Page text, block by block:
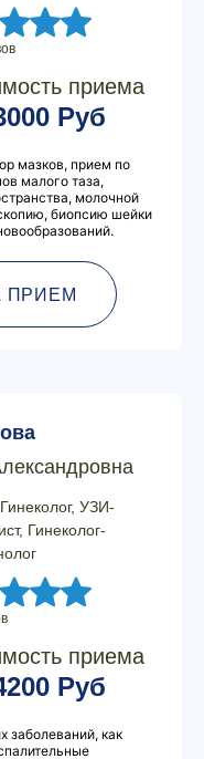
приема
Руб
мазков, прием по
малого таза,
молочной
биопсию шейки
ПРИЕМ
УЗИ-
Гинеколог-
приема
Руб
заболеваний, как